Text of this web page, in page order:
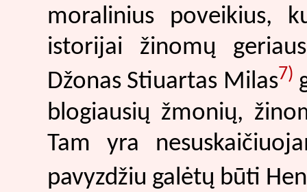
moralinius poveikius,
istorijai žinomų
Džonas Stiuartas Milas7)
blogiausių žmonių,
Tam yra
pavyzdžiu galėtų būti